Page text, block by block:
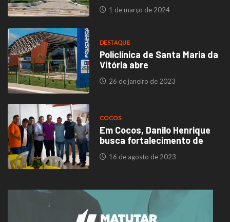
1 de março de 2024
DESTAQUE
Policlínica de Santa Maria da
Vitória abre
26 de janeiro de 2023
COCOS
Em Cocos, Danilo Henrique
busca fortalecimento de
16 de agosto de 2023